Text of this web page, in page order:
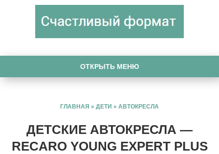
ОТКРЫТЬ МЕНЮ
ГЛАВНАЯ » ДЕТИ » АВТОКРЕСЛА
ДЕТСКИЕ АВТОКРЕСЛА —
RECARO YOUNG EXPERT PLUS